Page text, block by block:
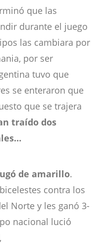
que las
durante el juego
las cambiara por
por ser
tuvo que
se enteraron que
que se trajera
traído dos
de amarillo.
contra los
Norte y les ganó 3-
nacional lució